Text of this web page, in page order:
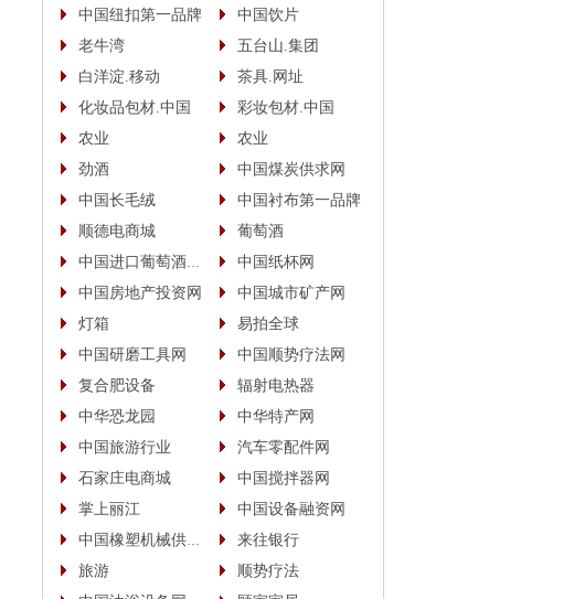
中国纽扣第一品牌
中国饮片
老牛湾
五台山.集团
白洋淀.移动
茶具.网址
化妆品包材.中国
彩妆包材.中国
农业
农业
劲酒
中国煤炭供求网
中国长毛绒
中国衬布第一品牌
顺德电商城
葡萄酒
中国进口葡萄酒商城
中国纸杯网
中国房地产投资网
中国城市矿产网
灯箱
易拍全球
中国研磨工具网
中国顺势疗法网
复合肥设备
辐射电热器
中华恐龙园
中华特产网
中国旅游行业
汽车零配件网
石家庄电商城
中国搅拌器网
掌上丽江
中国设备融资网
中国橡塑机械供应商
来往银行
旅游
顺势疗法